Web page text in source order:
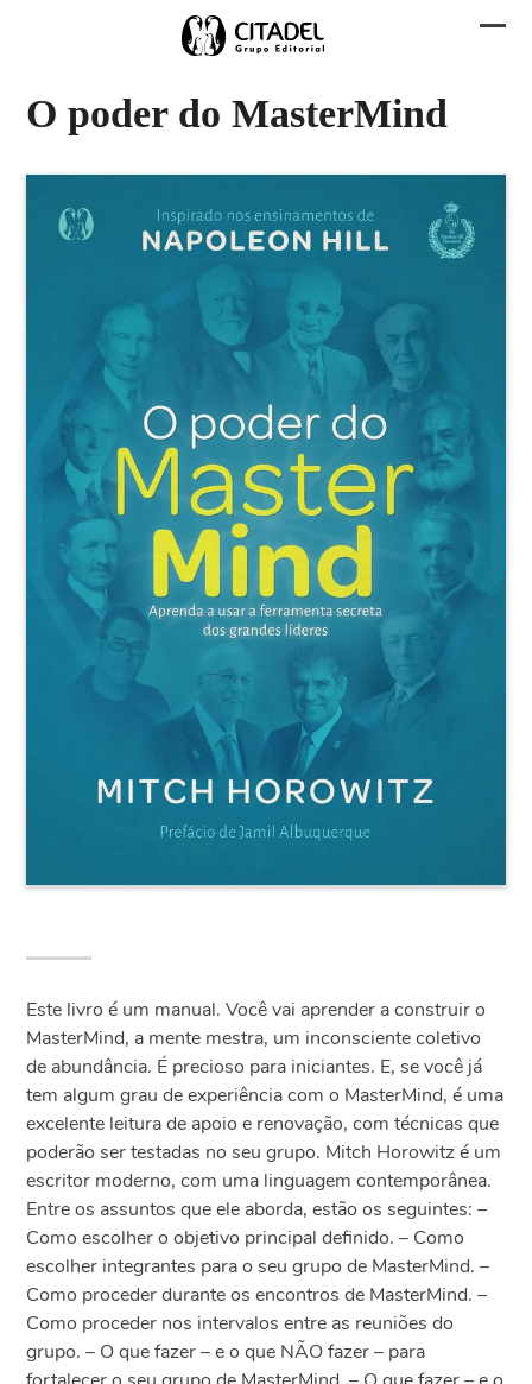
O poder do MasterMind
Este livro é um manual. Você vai aprender a construir o
MasterMind, a mente mestra, um inconsciente coletivo
de abundância. É precioso para iniciantes. E, se você já
tem algum grau de experiência com o MasterMind, é uma
excelente leitura de apoio e renovação, com técnicas que
poderão ser testadas no seu grupo. Mitch Horowitz é um
escritor moderno, com uma linguagem contemporânea.
Entre os assuntos que ele aborda, estão os seguintes: –
Como escolher o objetivo principal definido. – Como
escolher integrantes para o seu grupo de MasterMind. –
Como proceder durante os encontros de MasterMind. –
Como proceder nos intervalos entre as reuniões do
grupo. – O que fazer – e o que NÃO fazer – para